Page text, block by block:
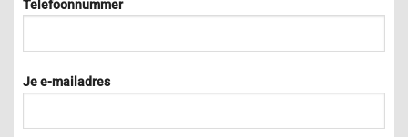
Telefoonnummer
Je e-mailadres